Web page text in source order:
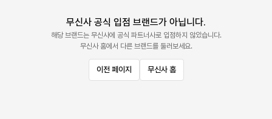
무신사 공식 입점 브랜드가 아닙니다.
해당 브랜드는 무신사에 공식 파트너사로 입점하지 않았습니다.
무신사 홈에서 다른 브랜드를 둘러보세요.
이전 페이지 무신사 홈